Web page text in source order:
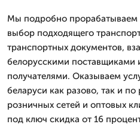
Мы подробно прорабатываем
выбор подходящего
транспортных документов,
белорусскими поставщиками
получателями. Оказываем
беларуси как разово, так и
розничных сетей и оптовых
под ключ скидка от 16